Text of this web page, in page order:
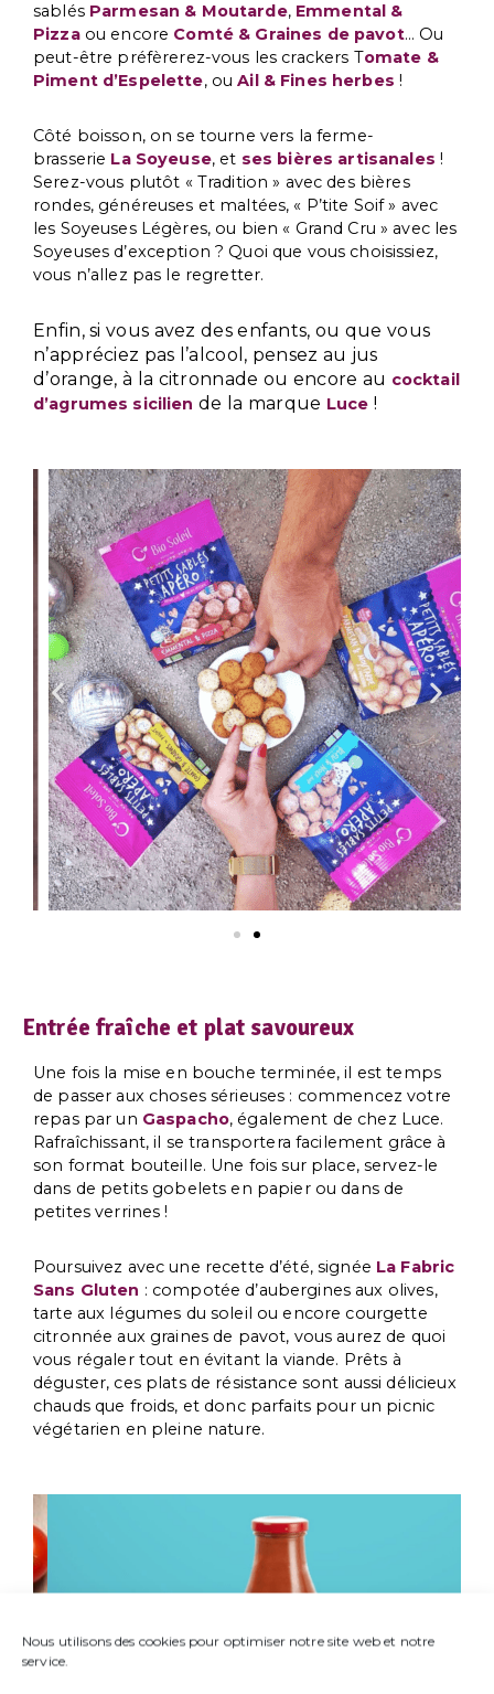
Nous utilisons des cookies pour optimiser notre site web et notre
service.
sablés Parmesan & Moutarde, Emmental &
Pizzaou encore Comté & Graines de pavot… Ou
peut-être préfèrerez-vous les crackers Tomate &
Piment d’Espelette, ouAil & Fines herbes !
Côté boisson, on se tourne vers la ferme-
brasserie La Soyeuse, et ses bières artisanales !
Serez-vous plutôt « Tradition » avec des bières
rondes, généreuses et maltées, « P’tite Soif » avec
les Soyeuses Légères, ou bien « Grand Cru » avec les
Soyeuses d’exception ? Quoi que vous choisissiez,
vous n’allez pas le regretter.
Enfin, si vous avez des enfants, ou que vous
n’appréciez pas l’alcool, pensez au jus
d’orange, à la citronnade ou encore au cocktail
d’agrumes sicilien de la marque Luce !
Entrée fraîche et plat savoureux
Une fois la mise en bouche terminée, il est temps
de passer aux choses sérieuses : commencez votre
repas par un Gaspacho, également de chez Luce.
Rafraîchissant, il se transportera facilement grâce à
son format bouteille. Une fois sur place, servez-le
dans de petits gobelets en papier ou dans de
petites verrines !
Poursuivez avec une recette d’été, signée La Fabric
Sans Gluten : compotée d’aubergines aux olives,
tarte aux légumes du soleil ou encore courgette
citronnée aux graines de pavot, vous aurez de quoi
vous régaler tout en évitant la viande. Prêts à
déguster, ces plats de résistance sont aussi délicieux
chauds que froids, et donc parfaits pour un picnic
végétarien en pleine nature.